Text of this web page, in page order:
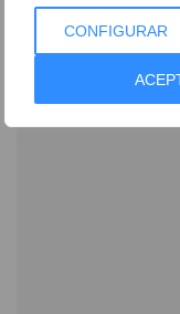
CONFIGURAR
próximo viernes